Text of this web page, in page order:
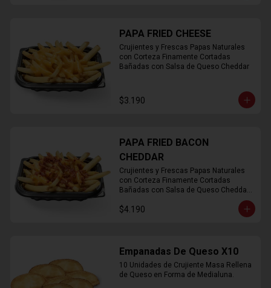
PAPA FRIED CHEESE
Crujientes y Frescas Papas Naturales
con Corteza Finamente Cortadas
Bañadas con Salsa de Queso Cheddar
$3.190
PAPA FRIED BACON
CHEDDAR
Crujientes y Frescas Papas Naturales
con Corteza Finamente Cortadas
Bañadas con Salsa de Queso Cheddar
$4.190
Empanadas De Queso X10
10 Unidades de Crujiente Masa Rellena
de Queso en Forma de Medialuna.